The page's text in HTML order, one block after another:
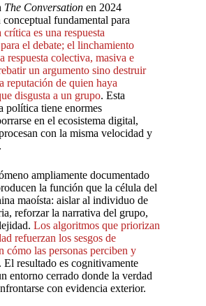
The Conversation en 2024
fundamental para
crítica es una respuesta
para el debate; el linchamiento
respuesta colectiva, masiva e
un argumento sino destruir
reputación de quien haya
disgusta a un grupo. Esta
política tiene enormes
en el ecosistema digital,
con la misma velocidad y
ampliamente documentado
la función que la célula del
maoísta: aislar al individuo de
reforzar la narrativa del grupo,
Los algoritmos que priorizan
refuerzan los sesgos de
cómo las personas perciben y
. El resultado es cognitivamente
entorno cerrado donde la verdad
con evidencia exterior.